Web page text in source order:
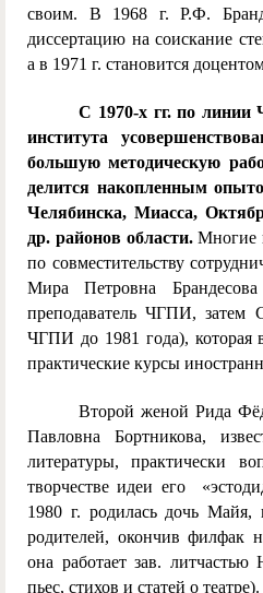
своим. В 1968 г. Р.Ф.
диссертацию на соискание
а в 1971 г. становится
С 1970-х гг. по линии
института
большую методическую
делится накопленным
Челябинска, Миасса,
др. районов области.Многие
по совместительству
Мира Петровна
преподаватель ЧГПИ,
ЧГПИ до 1981 года), которая
практические курсы
Второй женой Рида
Павловна Бортникова,
литературы, практически
творчестве идеи его
1980 г. родилась дочь Майя,
родителей, окончив филфак
она работает зав.
пьес, стихов и статей о театре).